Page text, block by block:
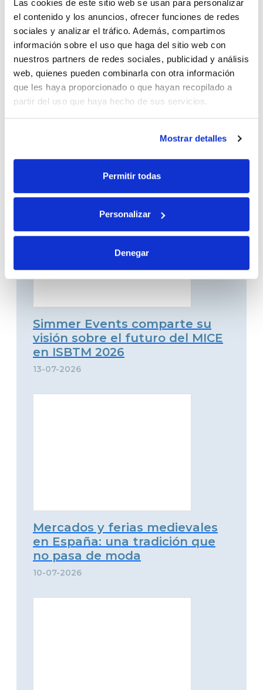
Las cookies de este sitio web se usan para personalizar
el contenido y los anuncios, ofrecer funciones de redes
sociales y analizar el tráfico. Además, compartimos
información sobre el uso que haga del sitio web con
nuestros partners de redes sociales, publicidad y análisis
web, quienes pueden combinarla con otra información
que les haya proporcionado o que hayan recopilado a
partir del uso que haya hecho de sus servicios.
Mostrar detalles
Permitir todas
Personalizar
Denegar
¿Todavía no conoces Santiago
de Compostela? Prepara tu
Simmer Events comparte su
visión sobre el futuro del MICE
en ISBTM 2026
13-07-2026
Mercados y ferias medievales
en España: una tradición que
no pasa de moda
10-07-2026